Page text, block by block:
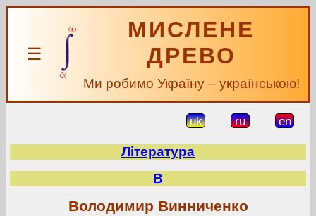
☰
МИСЛЕНЕ
ДРЕВО
Ми робимо Україну – українською!
uk ru en
Література
В
Володимир Винниченко